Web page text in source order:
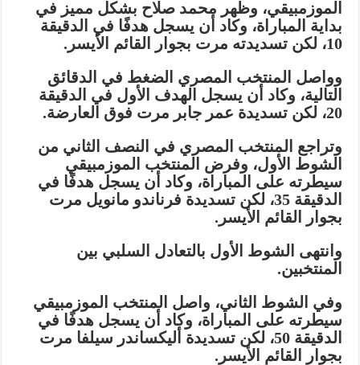
الموزمبيقي، وظهر محمد صلاح بشكل مميز في
بداية المباراة، وكاد أن يسجل هدفًا في الدقيقة
10، لكن تسديدته مرت بجوار القائم الأيسر.
وواصل المنتخب المصري الضغط في الدقائق
التالية، وكاد أن يسجل الهدف الأول في الدقيقة
20، لكن تسديدة عمر جابر مرت فوق العارضة.
وتراجع المنتخب المصري في النصف الثاني من
الشوط الأول، وفرض المنتخب الموزمبيقي
سيطرته على المباراة، وكاد أن يسجل هدفًا في
الدقيقة 35، لكن تسديدة فرناندو مانويل مرت
بجوار القائم الأيسر.
وانتهى الشوط الأول بالتعادل السلبي بين
المنتخبين.
وفي الشوط الثاني، واصل المنتخب الموزمبيقي
سيطرته على المباراة، وكاد أن يسجل هدفًا في
الدقيقة 50، لكن تسديدة أليكساندر سيلفا مرت
بجوار القائم الأيسر.